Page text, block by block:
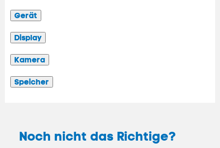
Gerät
Display
Kamera
Speicher
Noch nicht das Richtige?